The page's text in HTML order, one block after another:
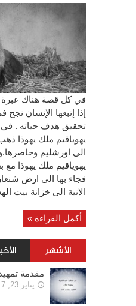
في كل قصة هناك
إذا إتبعها الإنسان
تحقيق هدف حياته . في
يهوياقيم ملك يهوذا
الى اورشليم
يهوياقيم ملك يهوذا
فجاء بها الى ارض
الانية الى خزانة بيت
أكمل القراءة »
الأشهر
مقدمة
يناير 23, 2017